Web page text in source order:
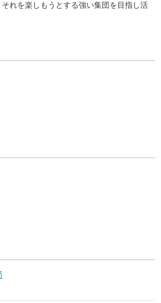
れを楽しもうとする強い集団を目指し活